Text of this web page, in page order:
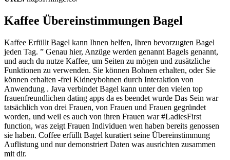
Kaffee Übereinstimmungen Bagel
Kaffee Erfüllt Bagel kann Ihnen helfen, Ihren bevorzugten Bagel
jeden Tag. ” Genau hier, Anzüge werden genannt Bagels genannt,
und auch du nutze Kaffee, um Seiten zu mögen und zusätzliche
Funktionen zu verwenden. Sie können Bohnen erhalten, oder Sie
können erhalten -frei Kidneybohnen durch Interaktion von
Anwendung . Java verbindet Bagel kann unter den vielen top
frauenfreundlichen dating apps da es beendet wurde Das Sein war
tatsächlich von drei Frauen, von Frauen und Frauen gegründet
worden, und weil es auch von ihren Frauen war #LadiesFirst
function, was zeigt Frauen Individuen wen haben bereits genossen
sie haben. Coffee erfüllt Bagel kuratiert seine Übereinstimmung
Auflistung und nur demonstriert Daten was ausrichten zusammen
mit dir.